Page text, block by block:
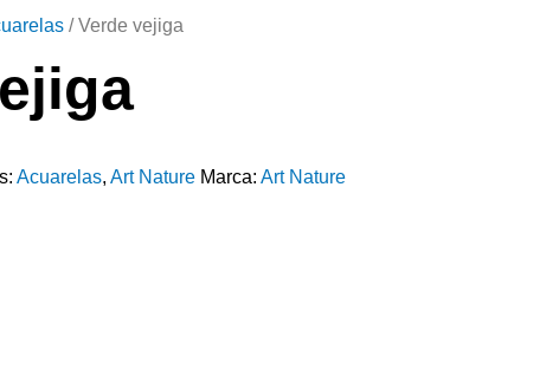
/ Verde vejiga
Acuarelas, Art Nature Marca: Art Nature